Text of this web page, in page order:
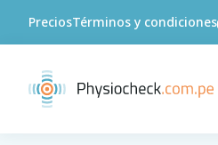
PreciosTérminos y condiciones